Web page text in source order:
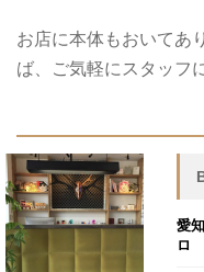
お店に本体もおいてあ
ば、ご気軽にスタッフ
愛
ロ